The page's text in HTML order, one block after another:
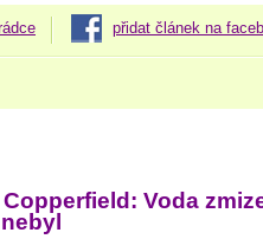
přidat článek na
Voda